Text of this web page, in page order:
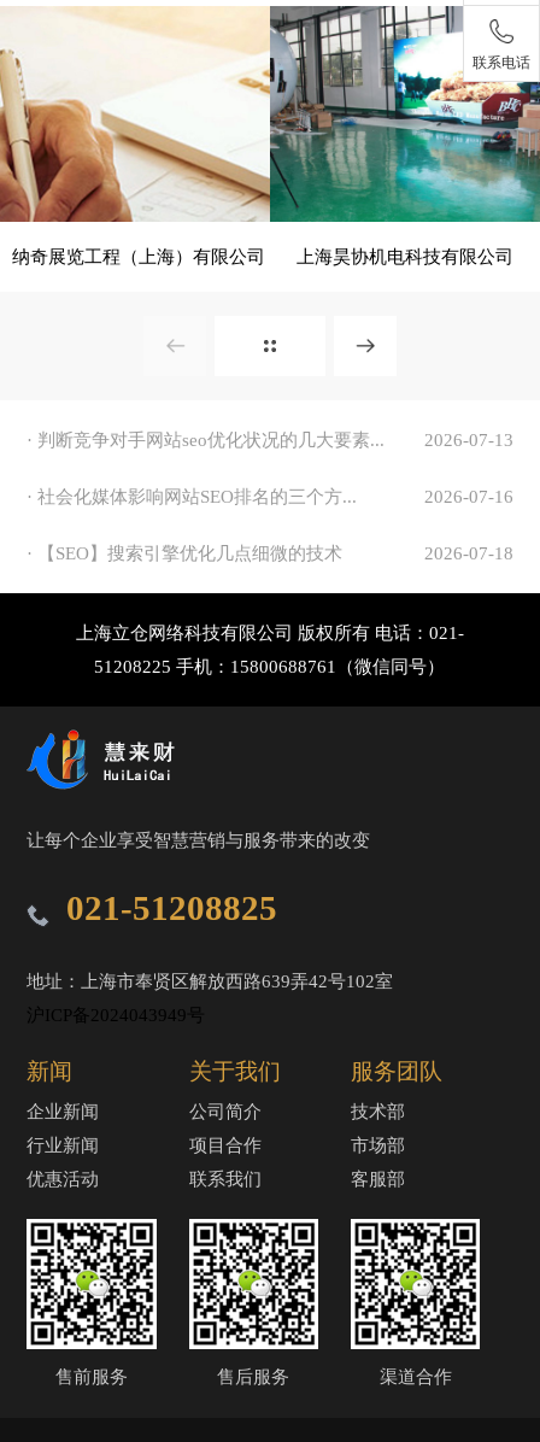
- 展览、装饰 -
纳奇展览工程（上海）有限公司
电脑版
- 建筑、建材 -
上海昊协机电科技有限公司
2026-07-13
· 判断竞争对手网站seo优化状况的几大要素...
2026-07-16
· 社会化媒体影响网站SEO排名的三个方...
2026-07-18
· 【SEO】搜索引擎优化几点细微的技术
上海立仓网络科技有限公司 版权所有 电话：021-
51208225 手机：15800688761（微信同号）
让每个企业享受智慧营销与服务带来的改变
021-51208825
地址：上海市奉贤区解放西路639弄42号102室
沪ICP备2024043949号
新闻
企业新闻
行业新闻
优惠活动
售前服务
关于我们
公司简介
项目合作
联系我们
售后服务
服务团队
技术部
市场部
客服部
渠道合作
联系电话